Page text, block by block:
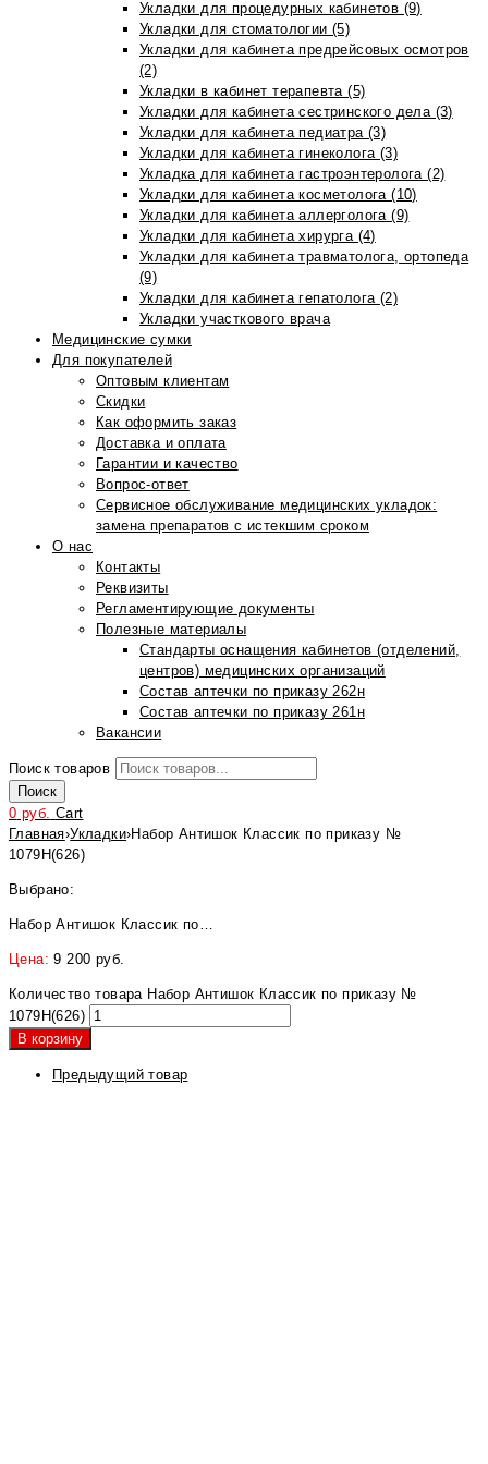
Укладки для процедурных кабинетов (9)
Укладки для стоматологии (5)
Укладки для кабинета предрейсовых осмотров
(2)
Укладки в кабинет терапевта (5)
Укладки для кабинета сестринского дела (3)
Укладки для кабинета педиатра (3)
Укладки для кабинета гинеколога (3)
Укладка для кабинета гастроэнтеролога (2)
Укладки для кабинета косметолога (10)
Укладки для кабинета аллерголога (9)
Укладки для кабинета хирурга (4)
Укладки для кабинета травматолога, ортопеда
(9)
Укладки для кабинета гепатолога (2)
Укладки участкового врача
Медицинские сумки
Для покупателей
Оптовым клиентам
Скидки
Как оформить заказ
Доставка и оплата
Гарантии и качество
Вопрос-ответ
Сервисное обслуживание медицинских укладок:
замена препаратов с истекшим сроком
О нас
Контакты
Реквизиты
Регламентирующие документы
Полезные материалы
Стандарты оснащения кабинетов (отделений,
центров) медицинских организаций
Состав аптечки по приказу 262н
Состав аптечки по приказу 261н
Вакансии
Поиск товаров
Поиск
0 руб. Cart
Главная›Укладки›Набор Антишок Классик по приказу №
1079Н(626)
Выбрано:
Набор Антишок Классик по…
Цена:9 200 руб.
Количество товара Набор Антишок Классик по приказу №
1079Н(626)
В корзину
Предыдущий товар